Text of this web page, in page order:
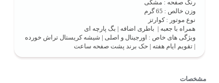
رنگ صفحه : مشکی
وزن خالص : 65 گرم
نوع موتور : کوارتز
همراه با جعبه | باطری اضافه | بگ پارچه ای
ویژگی های خاص : اورجینال و اصلی | شیشه کریستال تراش خورده
| تقویم ایام هفته | حک برند پشت صفحه ساعت
مشخصات